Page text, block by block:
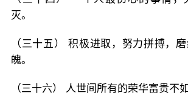
灭。
（三十五） 积极进取，努力拼搏，
魄。
（三十六） 人世间所有的荣华富贵不